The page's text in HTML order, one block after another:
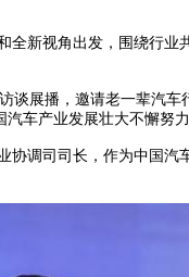
全新视角出发，围绕行
谈展播，邀请老一辈汽
车产业发展壮大不懈努
调司司长，作为中国